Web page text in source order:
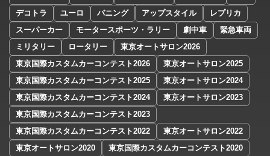
デコトラ
ユーロ バニング アップスタイル
レプリカ
スーパーカー
モータースポーツ・ラリー 劇中車
緊急車両
ミリタリー
ロータリー
東京オートサロン2026
東京国際カスタムカーコンテスト2026
東京オートサロン2025
東京国際カスタムカーコンテスト2025
東京オートサロン2024
東京国際カスタムカーコンテスト2024
東京オートサロン2023
東京国際カスタムカーコンテスト2023
東京国際カスタムカーコンテスト2022
東京オートサロン2022
東京オートサロン2020
東京国際カスタムカーコンテスト2020